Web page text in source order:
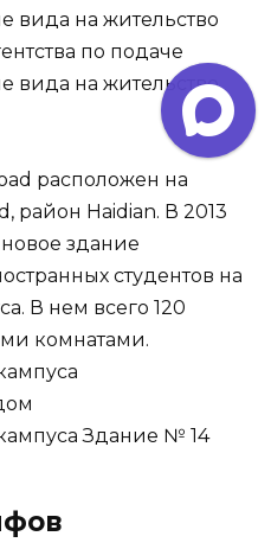
вида на жительство
по подаче
вида на жительство
расположен на
район Haidian. В 2013
здание
студентов на
В нем всего 120
комнатами.
Здание № 14